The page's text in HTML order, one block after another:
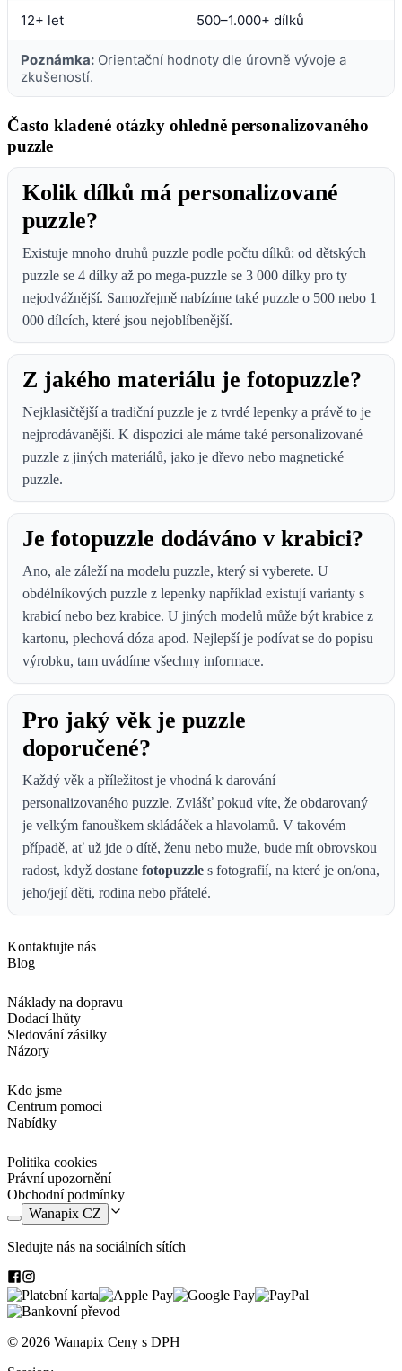
12+ let 500–1.000+ dílků
Poznámka: Orientační hodnoty dle úrovně vývoje a
zkušeností.
Často kladené otázky ohledně personalizovaného
puzzle
Kolik dílků má personalizované
puzzle?
Existuje mnoho druhů puzzle podle počtu dílků: od dětských
puzzle se 4 dílky až po mega-puzzle se 3 000 dílky pro ty
nejodvážnější. Samozřejmě nabízíme také puzzle o 500 nebo 1
000 dílcích, které jsou nejoblíbenější.
Z jakého materiálu je fotopuzzle?
Nejklasičtější a tradiční puzzle je z tvrdé lepenky a právě to je
nejprodávanější. K dispozici ale máme také personalizované
puzzle z jiných materiálů, jako je dřevo nebo magnetické
puzzle.
Je fotopuzzle dodáváno v krabici?
Ano, ale záleží na modelu puzzle, který si vyberete. U
obdélníkových puzzle z lepenky například existují varianty s
krabicí nebo bez krabice. U jiných modelů může být krabice z
kartonu, plechová dóza apod. Nejlepší je podívat se do popisu
výrobku, tam uvádíme všechny informace.
Pro jaký věk je puzzle
doporučené?
Každý věk a příležitost je vhodná k darování
personalizovaného puzzle. Zvlášť pokud víte, že obdarovaný
je velkým fanouškem skládáček a hlavolamů. V takovém
případě, ať už jde o dítě, ženu nebo muže, bude mít obrovskou
radost, když dostane fotopuzzle s fotografií, na které je on/ona,
jeho/její děti, rodina nebo přátelé.
Kontaktujte nás
Blog
Náklady na dopravu
Dodací lhůty
Sledování zásilky
Názory
Kdo jsme
Centrum pomoci
Nabídky
Politika cookies
Právní upozornění
Obchodní podmínky
Wanapix CZ
Sledujte nás na sociálních sítích
© 2026 Wanapix Ceny s DPH